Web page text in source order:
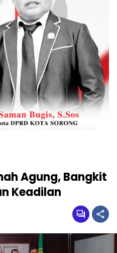
Agung, Bangkit
Keadilan